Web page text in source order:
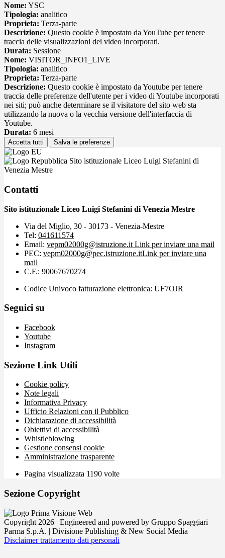
Nome: YSC
Tipologia: analitico
Proprieta: Terza-parte
Descrizione: Questo cookie è impostato da YouTube per tenere
traccia delle visualizzazioni dei video incorporati.
Durata: Sessione
Nome: VISITOR_INFO1_LIVE
Tipologia: analitico
Proprieta: Terza-parte
Descrizione: Questo cookie è impostato da Youtube per tenere
traccia delle preferenze dell'utente per i video di Youtube incorporati
nei siti; può anche determinare se il visitatore del sito web sta
utilizzando la nuova o la vecchia versione dell'interfaccia di
Youtube.
Durata: 6 mesi
Accetta tutti Salva le preferenze
Sito istituzionale Liceo Luigi Stefanini di
Venezia Mestre
Contatti
Sito istituzionale Liceo Luigi Stefanini di Venezia Mestre
Via del Miglio, 30 - 30173 - Venezia-Mestre
Tel: 041611574
Email: vepm02000g@istruzione.it Link per inviare una mail
PEC: vepm02000g@pec.istruzione.itLink per inviare una
mail
C.F.: 90067670274
Codice Univoco fatturazione elettronica: UF7OJR
Seguici su
Facebook
Youtube
Instagram
Sezione Link Utili
Cookie policy
Note legali
Informativa Privacy
Ufficio Relazioni con il Pubblico
Dichiarazione di accessibilità
Obiettivi di accessibilità
Whistleblowing
Gestione consensi cookie
Amministrazione trasparente
Pagina visualizzata 1190 volte
Sezione Copyright
Copyright 2026 | Engineered and powered by Gruppo Spaggiari
Parma S.p.A. | Divisione Publishing & New Social Media
Disclaimer trattamento dati personali